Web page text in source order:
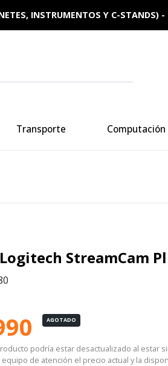
Transporte Computación
INSTRUMENTOS Y C-STANDS) -
StreamCam
AGOTADO
podría estar desactualizado al estar
de atención el precio actual y la